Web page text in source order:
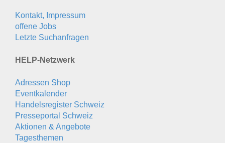
Kontakt, Impressum
offene Jobs
Letzte Suchanfragen
HELP-Netzwerk
Adressen Shop
Eventkalender
Handelsregister Schweiz
Presseportal Schweiz
Aktionen & Angebote
Tagesthemen